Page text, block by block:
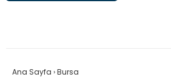
Ana Sayfa ›Bursa